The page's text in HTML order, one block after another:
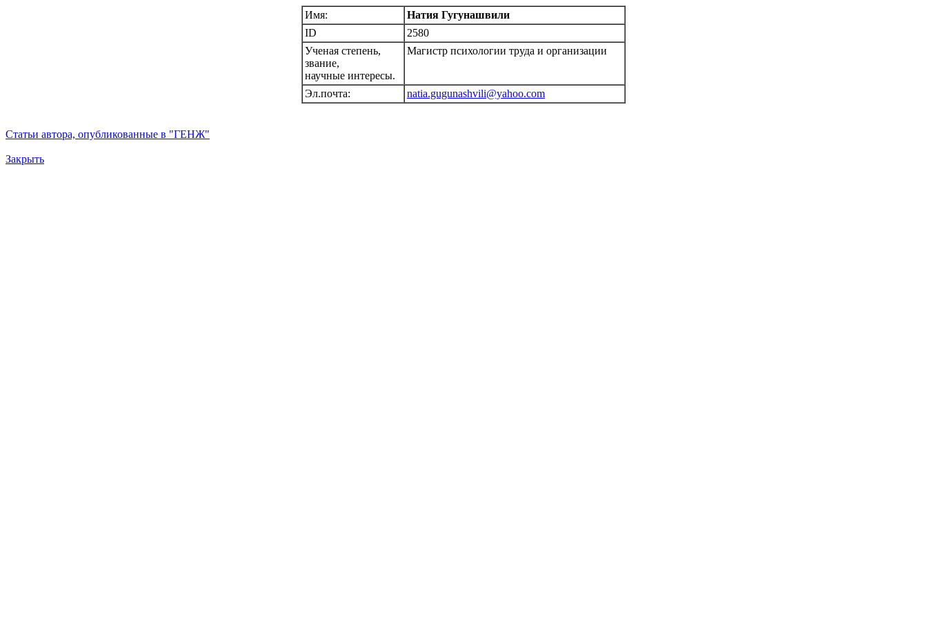
Имя:
Натия Гугунашвили
ID
2580
Ученая степень,
звание,
научные интересы.
Магистр психологии труда и организации
Эл.почта: natia.gugunashvili@yahoo.com
Статьи автора, опубликованные в "ГЕНЖ"
Закрыть